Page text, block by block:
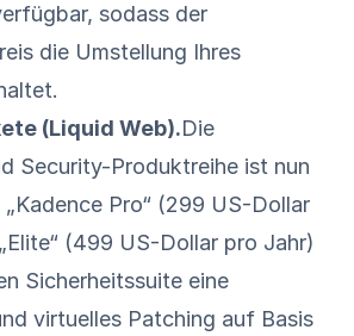
sodass der
die Umstellung Ihres
(Liquid Web).Die
Security-Produktreihe ist nun
„Kadence Pro“ (299 US-Dollar
(499 US-Dollar pro Jahr)
Sicherheitssuite eine
virtuelles Patching auf Basis